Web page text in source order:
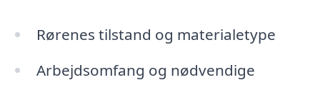
Rørenes tilstand og materialetype
Arbejdsomfang og nødvendige